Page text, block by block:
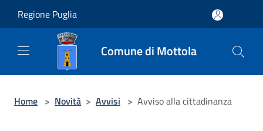
Regione Puglia
Comune di Mottola
Home > Novità > Avvisi > Avviso alla cittadinanza